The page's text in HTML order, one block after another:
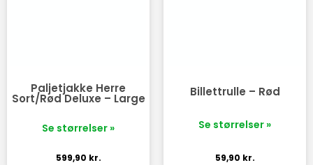
Paljetjakke Herre
Sort/Rød Deluxe – Large
Se størrelser »
599,90 kr.
Billettrulle – Rød
Se størrelser »
59,90 kr.